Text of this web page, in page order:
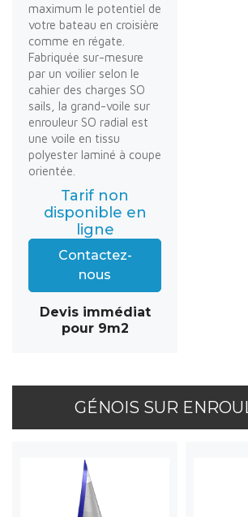
maximum le potentiel de
votre bateau en croisière
comme en régate.
Fabriquée sur-mesure
par un voilier selon le
cahier des charges SO
sails, la grand-voile sur
enrouleur SO radial est
une voile en tissu
polyester laminé à coupe
orientée.
Tarif non
disponible en
ligne
Contactez-
nous
Devis immédiat
pour 9m2
GÉNOIS SUR